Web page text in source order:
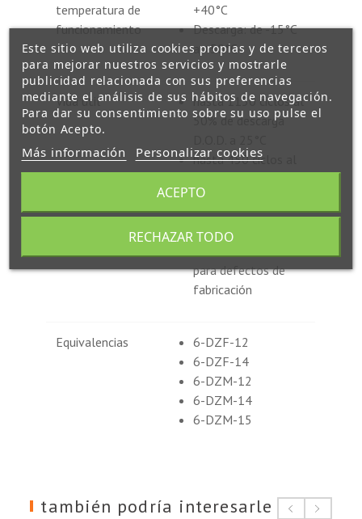
temperatura de
funcionamiento
+40°C
Descarga: de -15°C
a +50°C
Vida útil
hasta 1150 ciclos al
50% de descarga
hasta 450 ciclos al
D.O.D. a 25°C
para defectos de
fabricación
Equivalencias
6-DZF-12
6-DZF-14
6-DZM-12
6-DZM-14
6-DZM-15
también podría interesarle
Este sitio web utiliza cookies propias y de terceros
para mejorar nuestros servicios y mostrarle
publicidad relacionada con sus preferencias
mediante el análisis de sus hábitos de navegación.
Para dar su consentimiento sobre su uso pulse el
botón Acepto.
Más información Personalizar cookies
RECHAZAR TODO
ACEPTO